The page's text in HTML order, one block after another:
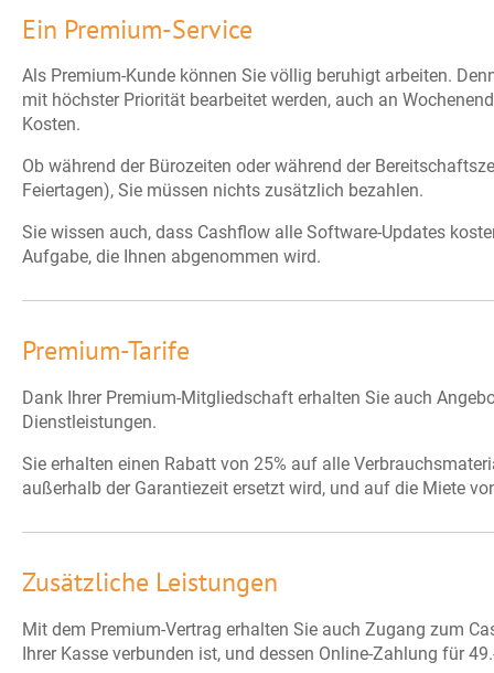
Ein Premium-Service
Als Premium-Kunde können Sie völlig beruhigt arbeiten.
mit höchster Priorität bearbeitet werden, auch an
Kosten.
Ob während der Bürozeiten oder während der
Feiertagen), Sie müssen nichts zusätzlich bezahlen.
Sie wissen auch, dass Cashflow alle Software-Updates
Aufgabe, die Ihnen abgenommen wird.
Premium-Tarife
Dank Ihrer Premium-Mitgliedschaft erhalten Sie auch
Dienstleistungen.
Sie erhalten einen Rabatt von 25% auf alle
außerhalb der Garantiezeit ersetzt wird, und auf die Miete
Zusätzliche Leistungen
Mit dem Premium-Vertrag erhalten Sie auch Zugang zum
Ihrer Kasse verbunden ist, und dessen Online-Zahlung für